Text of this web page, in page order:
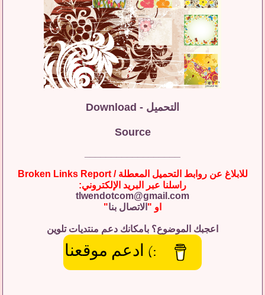
التحميل - Download
Source
للابلاغ عن روابط التحميل المعطلة / Broken Links Report
راسلنا عبر البريد الإلكتروني:
tlwendotcom@gmail.com
او " الاتصال بنا"
اعجبك الموضوع؟ بامكانك دعم منتديات تلوين
:) ادعم موقعنا